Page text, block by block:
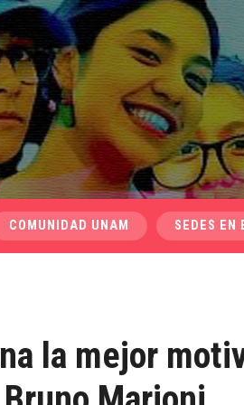
COMUNIDAD UNAM SEDES EN
la mejor